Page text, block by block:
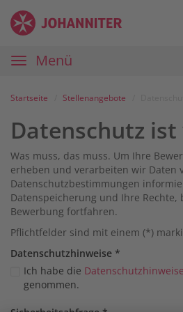
Zum
Inhalt
Anmelden
Zur
Navigation
Zur
Startseite
Karriereportal
Johanniter
Hauptnavigation
Menü
Startseite Stellenangebote
Datenschutz
Was muss, das muss. Um Ihre
erheben und verarbeiten wir Daten
Datenschutzbestimmungen
Datenspeicherung und Ihre Rechte,
Bewerbung fortfahren.
Pflichtfelder sind mit einem (*)
Datenschutz­hinweise *
Ich habe die Datenschutzhinweise
genommen.